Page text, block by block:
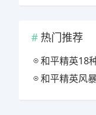
热门推荐
和平精英18
和平精英风